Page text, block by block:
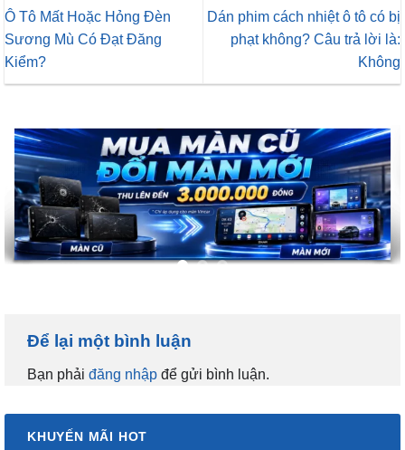
Ô Tô Mất Hoặc Hỏng Đèn
Sương Mù Có Đạt Đăng
Kiểm?
Dán phim cách nhiệt ô tô có bị
phạt không? Câu trả lời là:
Không